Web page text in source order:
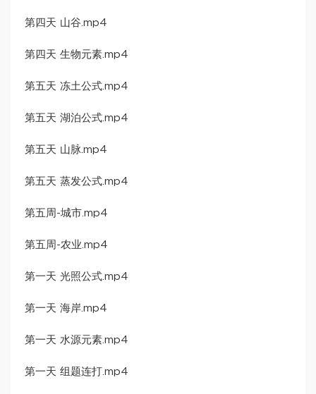
第四天 山谷.mp4
第四天 生物元素.mp4
第五天 冻土公式.mp4
第五天 湖泊公式.mp4
第五天 山脉.mp4
第五天 蒸发公式.mp4
第五周-城市.mp4
第五周-农业.mp4
第一天 光照公式.mp4
第一天 海岸.mp4
第一天 水源元素.mp4
第一天 组题连打.mp4